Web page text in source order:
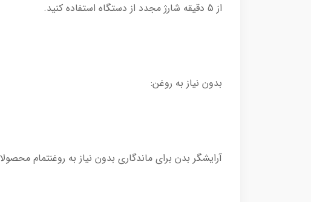
از 5 دقیقه شارژ مجدد از دستگاه استفاده کنید.
بدون نیاز به روغن:
آرایشگر بدن برای ماندگاری بدون نیاز به روغنتمام